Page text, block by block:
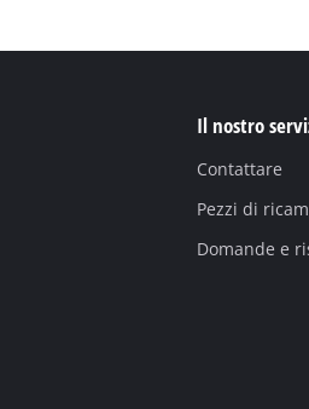
Il nostro
Contattare
Pezzi di
Domande e